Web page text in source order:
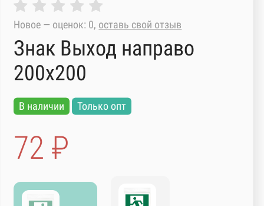
Новое — оценок: 0, оставь свой отзыв
Знак Выход направо
200х200
В наличии Только опт
72 ₽